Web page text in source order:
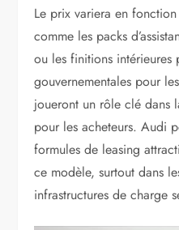
Le prix variera en
comme les packs
ou les finitions intérieures
gouvernementales pour
joueront un rôle clé dans
pour les acheteurs. Audi
formules de leasing
ce modèle, surtout dans
infrastructures de charge